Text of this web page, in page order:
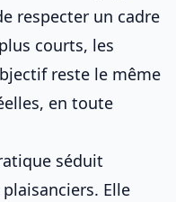
respecter un cadre
courts, les
reste le même
en toute
séduit
Elle